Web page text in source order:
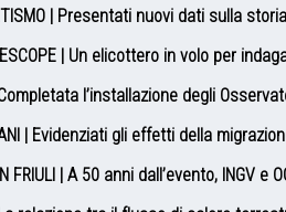
| Presentati nuovi dati sulla
| Un elicottero in volo per
Completata l’installazione degli
| Evidenziati gli effetti della
IN FRIULI | A 50 anni dall’evento,